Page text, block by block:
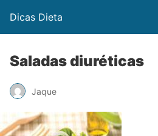
Dicas Dieta
Saladas diuréticas
Jaque